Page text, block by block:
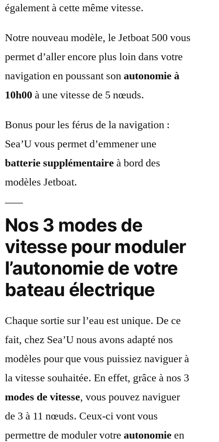
également à cette même vitesse.
Notre nouveau modèle, le Jetboat 500 vous
permet d’aller encore plus loin dans votre
navigation en poussant sonautonomie à
10h00à une vitesse de 5 nœuds.
Bonus pour les férus de la navigation :
Sea’U vous permet d’emmener une
batterie supplémentaireà bord des
modèles Jetboat.
Nos 3 modes de
vitesse pour moduler
l’autonomie de votre
bateau électrique
Chaque sortie sur l’eau est unique. De ce
fait, chez Sea’U nous avons adapté nos
modèles pour que vous puissiez naviguer à
la vitesse souhaitée. En effet, grâce à nos 3
modes de vitesse, vous pouvez naviguer
de 3 à 11 nœuds. Ceux-ci vont vous
permettre de moduler votre autonomieen